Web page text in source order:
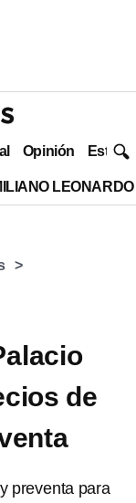
Opinión Estilo
de
preventa para